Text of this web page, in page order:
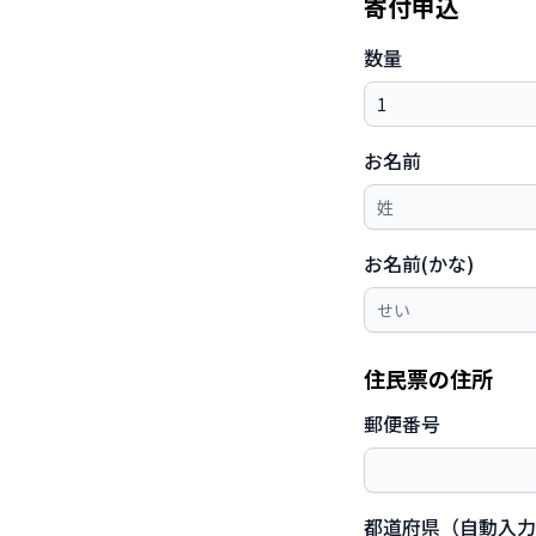
数量
お名前
お名前(かな)
住民票の住所
郵便番号
都道府県（自動入